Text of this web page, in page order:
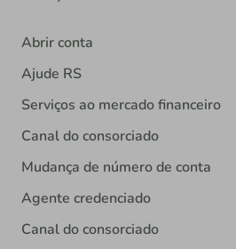
Abrir conta
Ajude RS
Serviços ao mercado financeiro
Canal do consorciado
Mudança de número de conta
Agente credenciado
Canal do consorciado